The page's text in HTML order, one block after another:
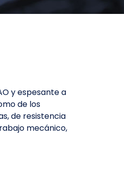
y espesante a
de los
de resistencia
mecánico,